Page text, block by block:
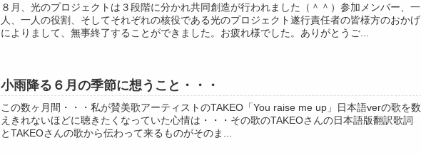
８月、光のプロジェクトは３段階に分かれ共同創造が行われました（＾＾）参加メンバー、一
人、一人の役割、そしてそれぞれの核役である光のプロジェクト遂行責任者の皆様方のおかげ
によりまして、無事終了することができました。お疲れ様でした。ありがとうご...
小雨降る６月の季節に想うこと・・・
この数ヶ月間・・・私が賛美歌アーティストのTAKEO「You raise me up」日本語verの歌を数
えきれないほどに聴きたくなっていた心情は・・・その歌のTAKEOさんの日本語版翻訳歌詞
とTAKEOさんの歌から伝わって来るものがそのま...